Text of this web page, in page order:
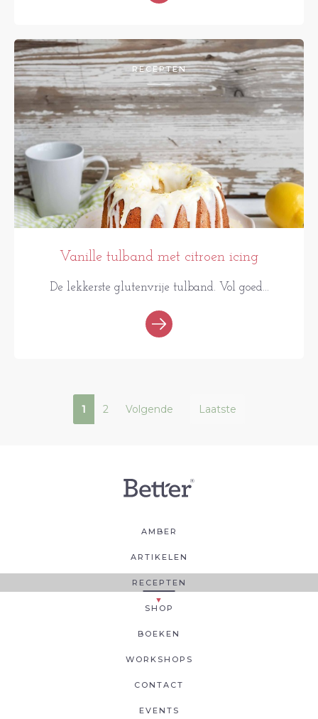
RECEPTEN
Vanille tulband met citroen icing
De lekkerste glutenvrije tulband. Vol goed...
1 2 Volgende Laatste
AMBER
ARTIKELEN
RECEPTEN
SHOP
BOEKEN
WORKSHOPS
CONTACT
EVENTS